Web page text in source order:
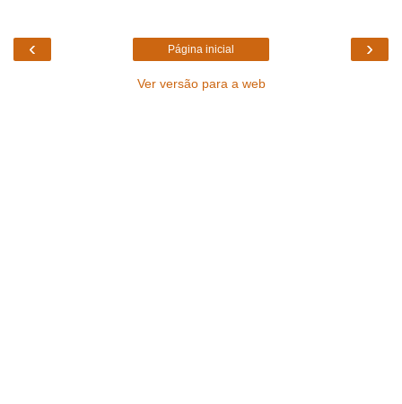
‹ ›
Página inicial
Ver versão para a web